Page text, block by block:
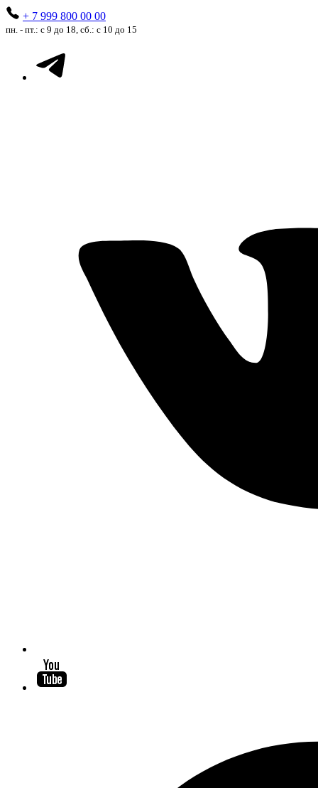
+ 7 999 800 00 00
пн. - пт.: с 9 до 18, сб.: с 10 до 15